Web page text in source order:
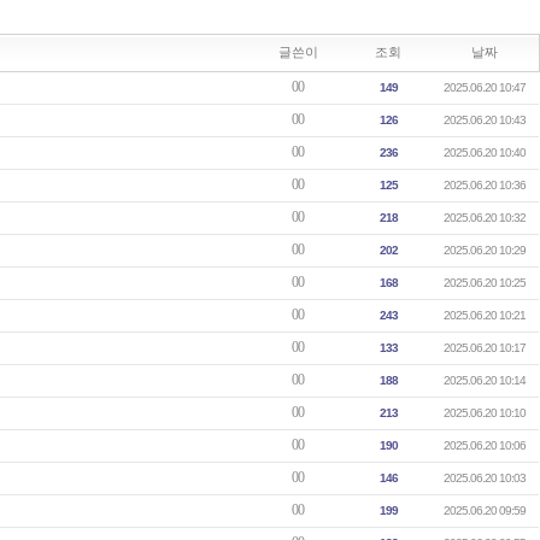
글쓴이 조회 날짜
00 149 2025.06.20 10:47
00 126 2025.06.20 10:43
00 236 2025.06.20 10:40
00 125 2025.06.20 10:36
00 218 2025.06.20 10:32
00 202 2025.06.20 10:29
00 168 2025.06.20 10:25
00 243 2025.06.20 10:21
00 133 2025.06.20 10:17
00 188 2025.06.20 10:14
00 213 2025.06.20 10:10
00 190 2025.06.20 10:06
00 146 2025.06.20 10:03
00 199 2025.06.20 09:59